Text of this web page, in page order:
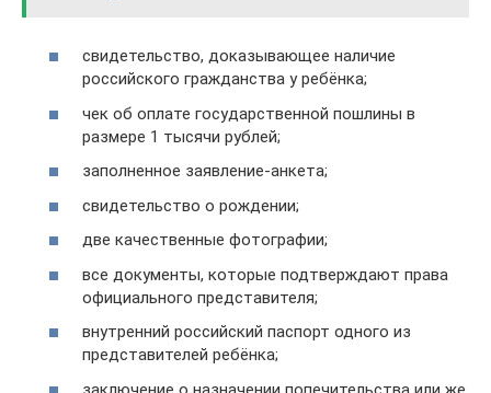
свидетельство, доказывающее наличие
российского гражданства у ребёнка;
чек об оплате государственной пошлины в
размере 1 тысячи рублей;
заполненное заявление-анкета;
свидетельство о рождении;
две качественные фотографии;
все документы, которые подтверждают права
официального представителя;
внутренний российский паспорт одного из
представителей ребёнка;